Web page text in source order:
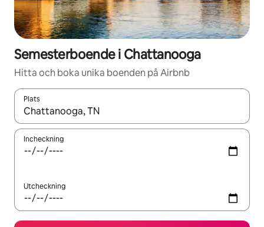
Semesterboende i Chattanooga
Hitta och boka unika boenden på Airbnb
Plats
När resultaten är tillgängliga kan du navigera med upp- och
Incheckning
Utcheckning